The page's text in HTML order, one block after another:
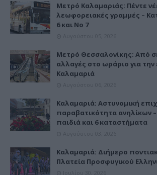
Μετρό Καλαμαριάς: Πέντε
λεωφορειακές γραμμές –
6 και Νο 7
Μετρό Θεσσαλονίκης: Από
αλλαγές στο ωράριο για
Καλαμαριά
Καλαμαριά: Αστυνομική
παραβατικότητα ανηλίκων –
παιδιά και 6 καταστήματα
Καλαμαριά: Διήμερο
Πλατεία Προσφυγικού